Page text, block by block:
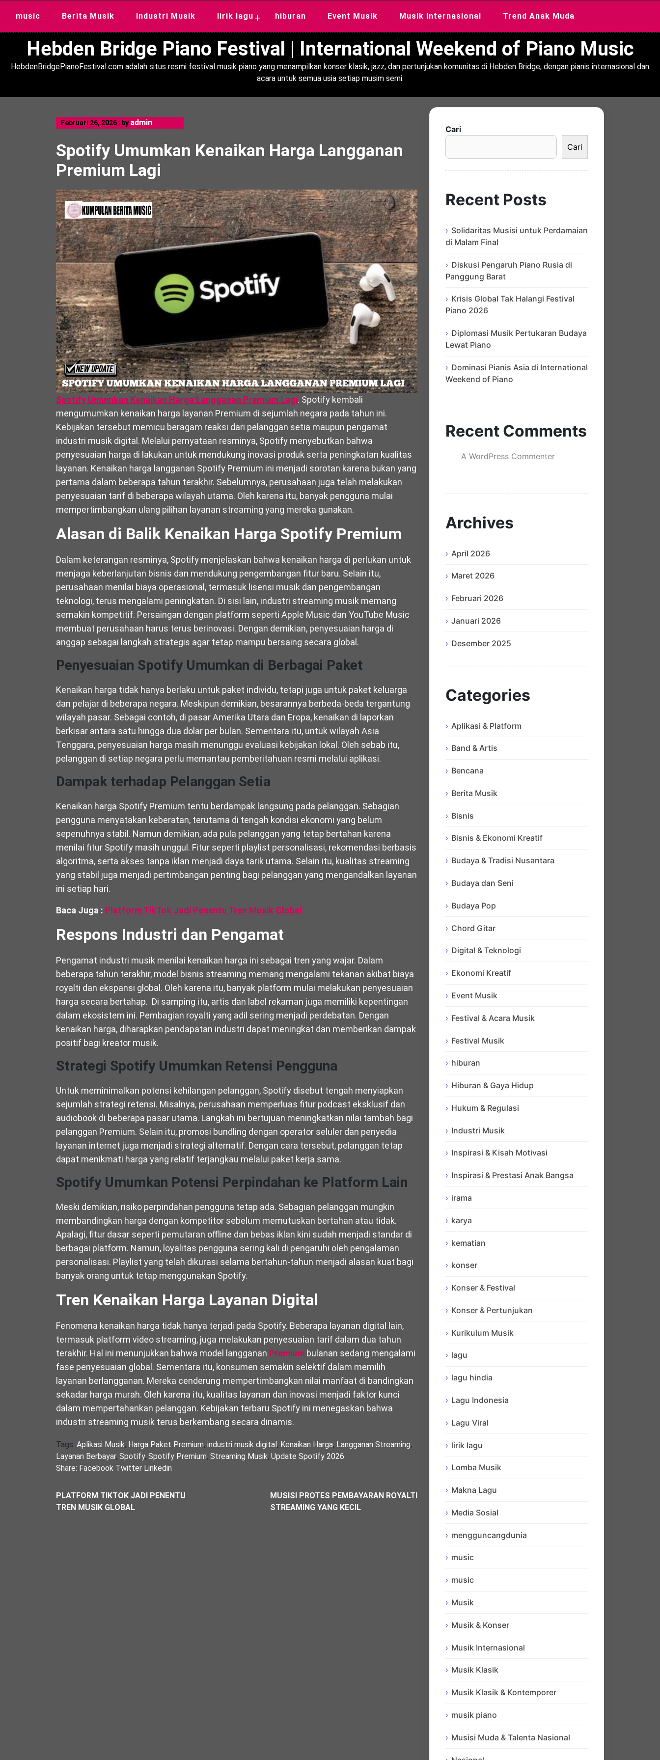
music Berita Musik Industri Musik lirik lagu + hiburan Event Musik Musik Internasional Trend Anak Muda
Hebden Bridge Piano Festival | International Weekend of Piano Music
HebdenBridgePianoFestival.com adalah situs resmi festival musik piano yang menampilkan konser klasik, jazz, dan pertunjukan komunitas di Hebden Bridge, dengan pianis internasional dan
acara untuk semua usia setiap musim semi.
Februari 26, 2026 by admin
Spotify Umumkan Kenaikan Harga Langganan
Premium Lagi
Spotify Umumkan Kenaikan Harga Langganan Premium Lagi. Spotify kembali
mengumumkan kenaikan harga layanan Premium di sejumlah negara pada tahun ini.
Kebijakan tersebut memicu beragam reaksi dari pelanggan setia maupun pengamat
industri musik digital. Melalui pernyataan resminya, Spotify menyebutkan bahwa
penyesuaian harga di lakukan untuk mendukung inovasi produk serta peningkatan kualitas
layanan. Kenaikan harga langganan Spotify Premium ini menjadi sorotan karena bukan yang
pertama dalam beberapa tahun terakhir. Sebelumnya, perusahaan juga telah melakukan
penyesuaian tarif di beberapa wilayah utama. Oleh karena itu, banyak pengguna mulai
mempertimbangkan ulang pilihan layanan streaming yang mereka gunakan.
Alasan di Balik Kenaikan Harga Spotify Premium
Dalam keterangan resminya, Spotify menjelaskan bahwa kenaikan harga di perlukan untuk
menjaga keberlanjutan bisnis dan mendukung pengembangan fitur baru. Selain itu,
perusahaan menilai biaya operasional, termasuk lisensi musik dan pengembangan
teknologi, terus mengalami peningkatan. Di sisi lain, industri streaming musik memang
semakin kompetitif. Persaingan dengan platform seperti Apple Music dan YouTube Music
membuat perusahaan harus terus berinovasi. Dengan demikian, penyesuaian harga di
anggap sebagai langkah strategis agar tetap mampu bersaing secara global.
Penyesuaian Spotify Umumkan di Berbagai Paket
Kenaikan harga tidak hanya berlaku untuk paket individu, tetapi juga untuk paket keluarga
dan pelajar di beberapa negara. Meskipun demikian, besarannya berbeda-beda tergantung
wilayah pasar. Sebagai contoh, di pasar Amerika Utara dan Eropa, kenaikan di laporkan
berkisar antara satu hingga dua dolar per bulan. Sementara itu, untuk wilayah Asia
Tenggara, penyesuaian harga masih menunggu evaluasi kebijakan lokal. Oleh sebab itu,
pelanggan di setiap negara perlu memantau pemberitahuan resmi melalui aplikasi.
Dampak terhadap Pelanggan Setia
Kenaikan harga Spotify Premium tentu berdampak langsung pada pelanggan. Sebagian
pengguna menyatakan keberatan, terutama di tengah kondisi ekonomi yang belum
sepenuhnya stabil. Namun demikian, ada pula pelanggan yang tetap bertahan karena
menilai fitur Spotify masih unggul. Fitur seperti playlist personalisasi, rekomendasi berbasis
algoritma, serta akses tanpa iklan menjadi daya tarik utama. Selain itu, kualitas streaming
yang stabil juga menjadi pertimbangan penting bagi pelanggan yang mengandalkan layanan
ini setiap hari.
Baca Juga : Platform TikTok Jadi Penentu Tren Musik Global
Respons Industri dan Pengamat
Pengamat industri musik menilai kenaikan harga ini sebagai tren yang wajar. Dalam
beberapa tahun terakhir, model bisnis streaming memang mengalami tekanan akibat biaya
royalti dan ekspansi global. Oleh karena itu, banyak platform mulai melakukan penyesuaian
harga secara bertahap. Di samping itu, artis dan label rekaman juga memiliki kepentingan
dalam ekosistem ini. Pembagian royalti yang adil sering menjadi perdebatan. Dengan
kenaikan harga, diharapkan pendapatan industri dapat meningkat dan memberikan dampak
positif bagi kreator musik.
Strategi Spotify Umumkan Retensi Pengguna
Untuk meminimalkan potensi kehilangan pelanggan, Spotify disebut tengah menyiapkan
sejumlah strategi retensi. Misalnya, perusahaan memperluas fitur podcast eksklusif dan
audiobook di beberapa pasar utama. Langkah ini bertujuan meningkatkan nilai tambah bagi
pelanggan Premium. Selain itu, promosi bundling dengan operator seluler dan penyedia
layanan internet juga menjadi strategi alternatif. Dengan cara tersebut, pelanggan tetap
dapat menikmati harga yang relatif terjangkau melalui paket kerja sama.
Spotify Umumkan Potensi Perpindahan ke Platform Lain
Meski demikian, risiko perpindahan pengguna tetap ada. Sebagian pelanggan mungkin
membandingkan harga dengan kompetitor sebelum memutuskan bertahan atau tidak.
Apalagi, fitur dasar seperti pemutaran offline dan bebas iklan kini sudah menjadi standar di
berbagai platform. Namun, loyalitas pengguna sering kali di pengaruhi oleh pengalaman
personalisasi. Playlist yang telah dikurasi selama bertahun-tahun menjadi alasan kuat bagi
banyak orang untuk tetap menggunakan Spotify.
Tren Kenaikan Harga Layanan Digital
Fenomena kenaikan harga tidak hanya terjadi pada Spotify. Beberapa layanan digital lain,
termasuk platform video streaming, juga melakukan penyesuaian tarif dalam dua tahun
terakhir. Hal ini menunjukkan bahwa model langganan Premium bulanan sedang mengalami
fase penyesuaian global. Sementara itu, konsumen semakin selektif dalam memilih
layanan berlangganan. Mereka cenderung mempertimbangkan nilai manfaat di bandingkan
sekadar harga murah. Oleh karena itu, kualitas layanan dan inovasi menjadi faktor kunci
dalam mempertahankan pelanggan. Kebijakan terbaru Spotify ini menegaskan bahwa
industri streaming musik terus berkembang secara dinamis.
Tags: Aplikasi Musik, Harga Paket Premium, industri musik digital, Kenaikan Harga, Langganan Streaming,
Layanan Berbayar, Spotify, Spotify Premium, Streaming Musik, Update Spotify 2026
Share: Facebook Twitter Linkedin
PLATFORM TIKTOK JADI PENENTU
TREN MUSIK GLOBAL
MUSISI PROTES PEMBAYARAN ROYALTI
STREAMING YANG KECIL
Cari
Cari
Recent Posts
Solidaritas Musisi untuk Perdamaian
di Malam Final
Diskusi Pengaruh Piano Rusia di
Panggung Barat
Krisis Global Tak Halangi Festival
Piano 2026
Diplomasi Musik Pertukaran Budaya
Lewat Piano
Dominasi Pianis Asia di International
Weekend of Piano
Recent Comments
A WordPress Commenter
Archives
April 2026
Maret 2026
Februari 2026
Januari 2026
Desember 2025
Categories
Aplikasi & Platform
Band & Artis
Bencana
Berita Musik
Bisnis
Bisnis & Ekonomi Kreatif
Budaya & Tradisi Nusantara
Budaya dan Seni
Budaya Pop
Chord Gitar
Digital & Teknologi
Ekonomi Kreatif
Event Musik
Festival & Acara Musik
Festival Musik
hiburan
Hiburan & Gaya Hidup
Hukum & Regulasi
Industri Musik
Inspirasi & Kisah Motivasi
Inspirasi & Prestasi Anak Bangsa
irama
karya
kematian
konser
Konser & Festival
Konser & Pertunjukan
Kurikulum Musik
lagu
lagu hindia
Lagu Indonesia
Lagu Viral
lirik lagu
Lomba Musik
Makna Lagu
Media Sosial
mengguncangdunia
music
music
Musik
Musik & Konser
Musik Internasional
Musik Klasik
Musik Klasik & Kontemporer
musik piano
Musisi Muda & Talenta Nasional